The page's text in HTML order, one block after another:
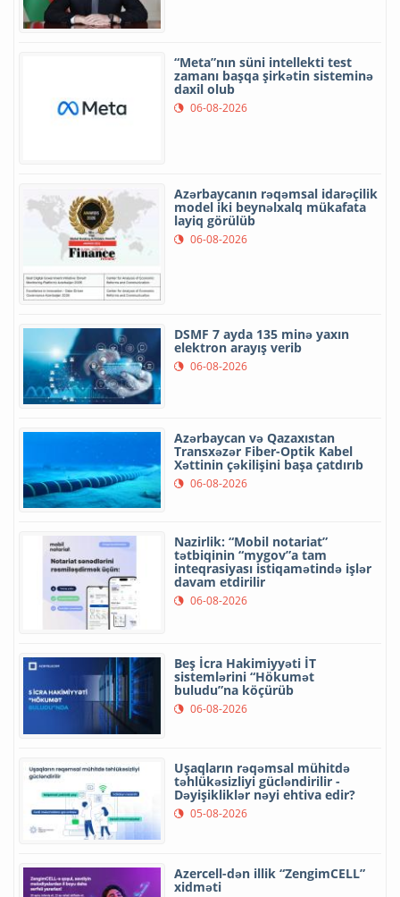
“Meta”nın süni intellekti test
zamanı başqa şirkətin sisteminə
daxil olub
06-08-2026
Azərbaycanın rəqəmsal idarəçilik
model iki beynəlxalq mükafata
layiq görülüb
06-08-2026
DSMF 7 ayda 135 minə yaxın
elektron arayış verib
06-08-2026
Azərbaycan və Qazaxıstan
Transxəzər Fiber-Optik Kabel
Xəttinin çəkilişini başa çatdırıb
06-08-2026
Nazirlik: “Mobil notariat”
tətbiqinin “mygov”a tam
inteqrasiyası istiqamətində işlər
davam etdirilir
06-08-2026
Beş İcra Hakimiyyəti İT
sistemlərini “Hökumət
buludu”na köçürüb
06-08-2026
Uşaqların rəqəmsal mühitdə
təhlükəsizliyi gücləndirilir -
Dəyişikliklər nəyi ehtiva edir?
05-08-2026
Azercell-dən illik “ZengimCELL”
xidməti